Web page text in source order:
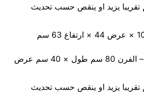
40 كجم تقريبا يزيد او ينقص حسب تحديث
مقاس غرفة الشرنك – الفرن 80 سم طول × 40 سم عرض
50 كجم تقريبا يزيد او ينقص حسب تحديث